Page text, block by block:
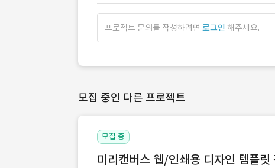
프로젝트 문의를 작성하려면 로그인 해주세요.
모집 중인 다른 프로젝트
모집 중
미리캔버스 웹/인쇄용 디자인 템플